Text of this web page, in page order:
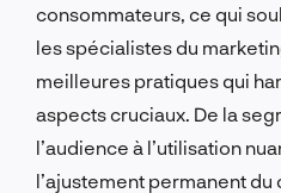
consommateurs, ce qui
les spécialistes du
meilleures pratiques qui
aspects cruciaux. De la
l’audience à l’utilisation
l’ajustement permanent